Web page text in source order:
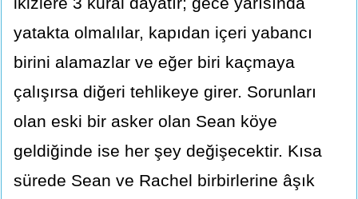
yatakta olmalılar, kapıdan içeri yabancı
birini alamazlar ve eğer biri kaçmaya
çalışırsa diğeri tehlikeye girer. Sorunları
olan eski bir asker olan Sean köye
geldiğinde ise her şey değişecektir. Kısa
sürede Sean ve Rachel birbirlerine âşık